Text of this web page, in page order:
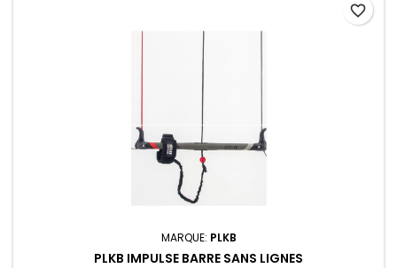
MARQUE: PLKB
PLKB IMPULSE BARRE SANS LIGNES
favorite_border